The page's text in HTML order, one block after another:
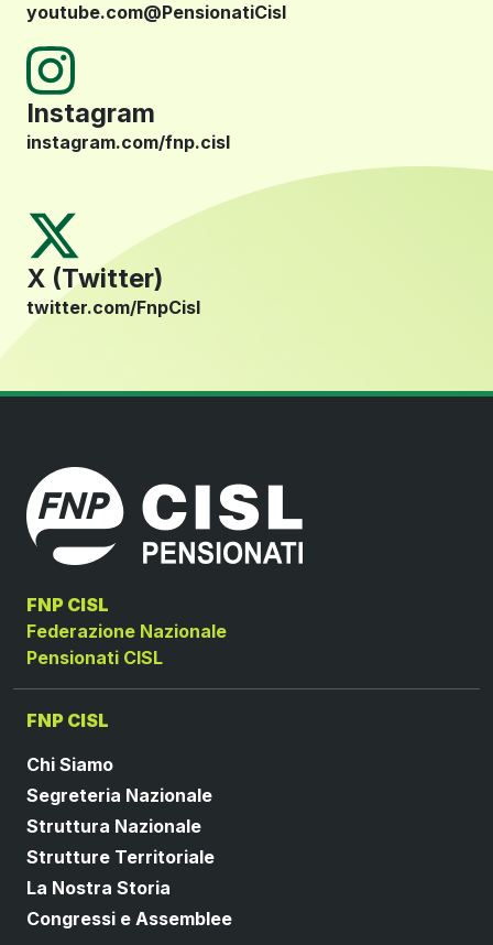
youtube.com@PensionatiCisl
Instagram
instagram.com/fnp.cisl
X (Twitter)
twitter.com/FnpCisl
FNP CISL
Federazione Nazionale
Pensionati CISL
FNP CISL
Chi Siamo
Segreteria Nazionale
Struttura Nazionale
Strutture Territoriale
La Nostra Storia
Congressi e Assemblee